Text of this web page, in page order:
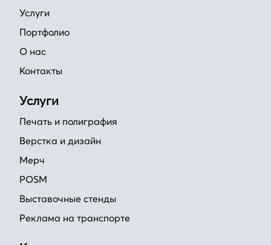
Услуги
Портфолио
О нас
Контакты
Услуги
Печать и полиграфия
Верстка и дизайн
Мерч
POSM
Выставочные стенды
Реклама на транспорте